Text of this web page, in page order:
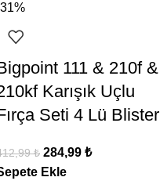
111 & 210f &
Karışık Uçlu
Seti 4 Lü Blister
₺ 284,99 ₺
Ekle